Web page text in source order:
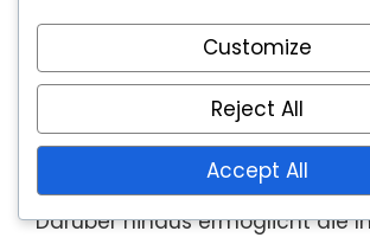
Attraktivität erhöht.
Twitch Drops einzigartige Skins
Währungen anbieten, die auf
nicht erhältlich sind, was ihren
Darüber hinaus ermöglicht die
Customize
Reject All
Accept All